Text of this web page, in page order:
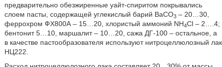
предварительно обезжиренные уайт-спиритом покрывались
слоем пасты, содержащей углекислый барий ВаСО3– 20…30,
феррохром ФХ800А – 15…20, хлористый аммоний NH4Cl – 2….4;
бентонит 5…10, маршалит – 10…20, сажа ДГ-100 – остальное, а
в качестве пастообразователя используют нитроцеллюлозный лак
НЦ222.